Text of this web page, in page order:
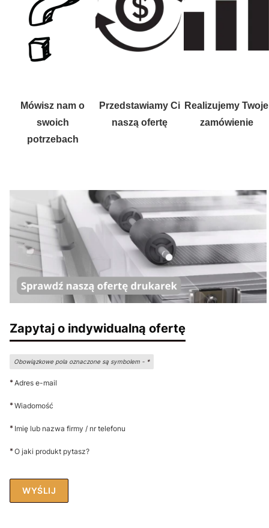
Mówisz nam o
swoich
potrzebach
Przedstawiamy Ci
naszą ofertę
Realizujemy Twoje
zamówienie
Zapytaj o indywidualną ofertę
Obowiązkowe pola oznaczone są symbolem - *
*Adres e-mail
*Wiadomość
* Imię lub nazwa firmy / nr telefonu
*O jaki produkt pytasz?
WYŚLIJ